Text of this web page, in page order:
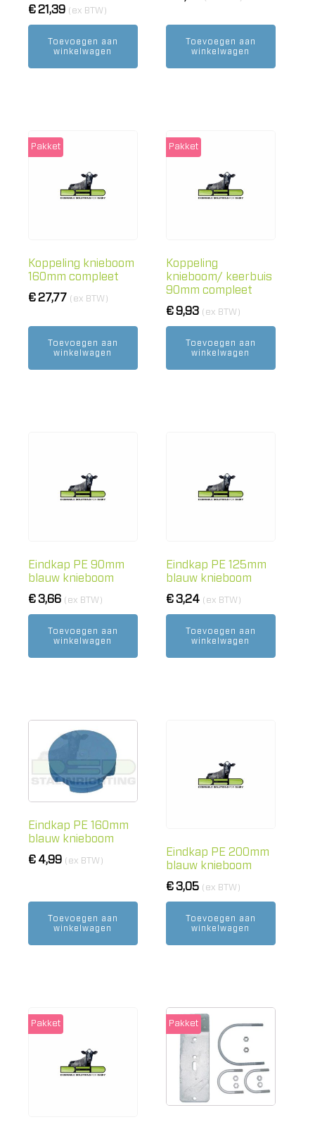
€21,39 (ex BTW)
Toevoegen aan
winkelwagen
Toevoegen aan
winkelwagen
Koppeling knieboom
160mm compleet
Pakket
€27,77 (ex BTW)
Toevoegen aan
winkelwagen
Koppeling
knieboom/ keerbuis
90mm compleet
Pakket
€9,93 (ex BTW)
Toevoegen aan
winkelwagen
Eindkap PE 90mm
blauw knieboom
€3,66 (ex BTW)
Toevoegen aan
winkelwagen
Eindkap PE 125mm
blauw knieboom
€3,24 (ex BTW)
Toevoegen aan
winkelwagen
Eindkap PE 160mm
blauw knieboom
€ 4,99 (ex BTW)
Toevoegen aan
winkelwagen
Eindkap PE 200mm
blauw knieboom
€3,05 (ex BTW)
Toevoegen aan
winkelwagen
Pakket Pakket